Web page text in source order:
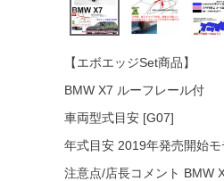
【エボエッジSet商品】
BMW X7 ルーフレール付
車両型式目安 [G07]
年式目安 2019年発売開始モ
注意点/店長コメント BMW